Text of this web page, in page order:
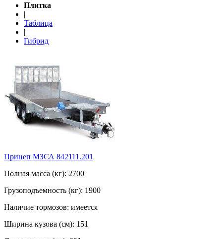
Плитка
|
Таблица
|
Гибрид
Прицеп МЗСА 842111.201
Полная масса (кг): 2700
Грузоподъемность (кг): 1900
Наличие тормозов: имеется
Ширина кузова (см): 151